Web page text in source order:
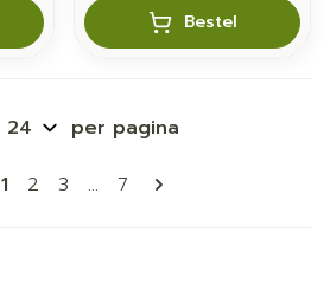
Bestel
Pagina's
U lees momenteel pagina
1 Pagina
2 Pagina
3 ... Pagina
7
per pagina